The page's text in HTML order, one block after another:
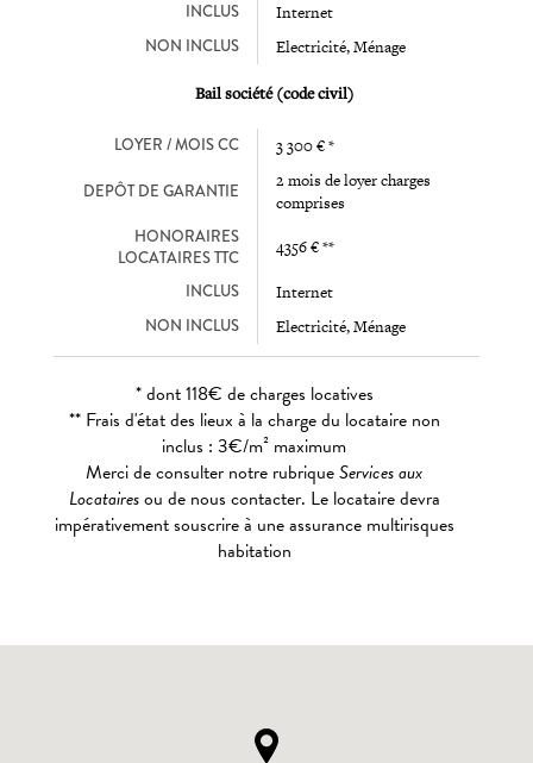
INCLUS Internet
NON INCLUS Electricité, Ménage
Bail société (code civil)
LOYER / MOIS CC 3 300 € *
DEPÔT DE GARANTIE
2 mois de loyer charges
comprises
HONORAIRES
LOCATAIRES TTC
4356 € **
INCLUS Internet
NON INCLUS Electricité, Ménage
* dont 118€ de charges locatives
** Frais d'état des lieux à la charge du locataire non
inclus : 3€/m² maximum
Merci de consulter notre rubriqueServices aux
Locatairesou de nous contacter. Le locataire devra
impérativement souscrire à une assurance multirisques
habitation